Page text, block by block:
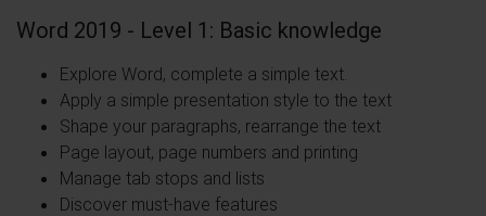
Word 2019 - Level 1: Basic knowledge
Explore Word, complete a simple text.
Apply a simple presentation style to the text
Shape your paragraphs, rearrange the text
Page layout, page numbers and printing
Manage tab stops and lists
Discover must-have features